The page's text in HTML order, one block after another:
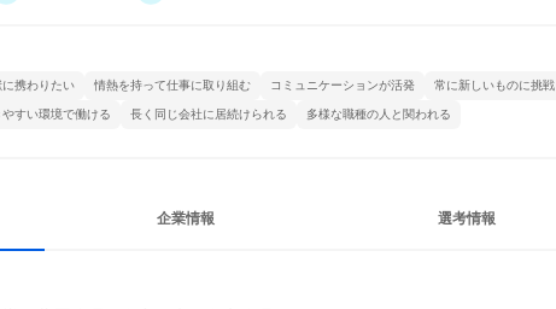
携わりたい 情熱を持って仕事に取り組む コミュニケーションが活発 常に新しいものに挑戦
すい環境で働ける 長く同じ会社に居続けられる 多様な職種の人と関われる
企業情報 選考情報